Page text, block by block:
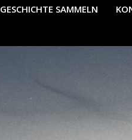
GESCHICHTE SAMMELN